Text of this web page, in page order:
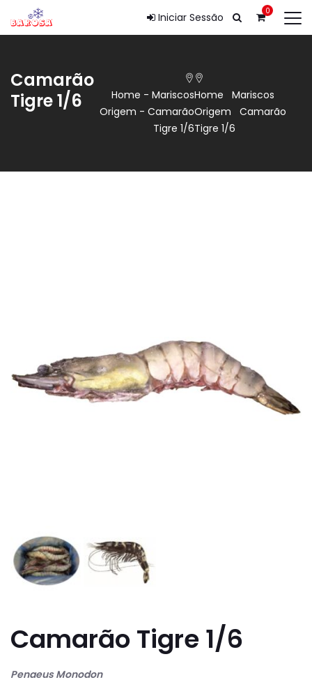
Iniciar Sessão 0
Camarão
Tigre 1/6
Home - Mariscos
Origem - Camarão
Tigre 1/6
Home
Mariscos
Origem
Camarão
Tigre 1/6
Camarão Tigre 1/6
Penaeus Monodon